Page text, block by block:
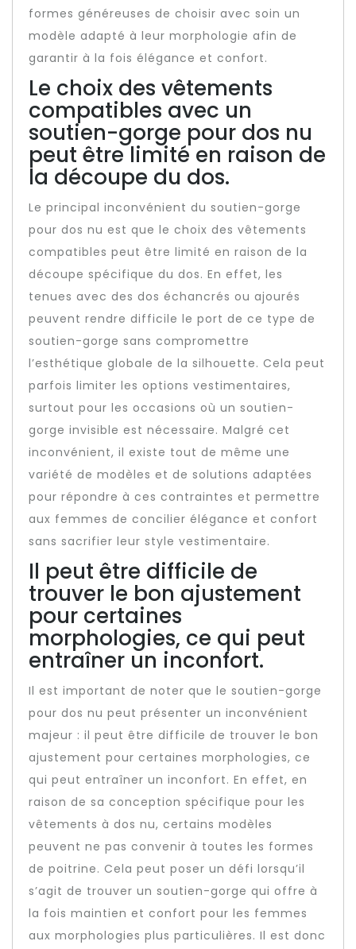
formes généreuses de choisir avec soin un
modèle adapté à leur morphologie afin de
garantir à la fois élégance et confort.
Le choix des vêtements
compatibles avec un
soutien-gorge pour dos nu
peut être limité en raison de
la découpe du dos.
Le principal inconvénient du soutien-gorge
pour dos nu est que le choix des vêtements
compatibles peut être limité en raison de la
découpe spécifique du dos. En effet, les
tenues avec des dos échancrés ou ajourés
peuvent rendre difficile le port de ce type de
soutien-gorge sans compromettre
l’esthétique globale de la silhouette. Cela peut
parfois limiter les options vestimentaires,
surtout pour les occasions où un soutien-
gorge invisible est nécessaire. Malgré cet
inconvénient, il existe tout de même une
variété de modèles et de solutions adaptées
pour répondre à ces contraintes et permettre
aux femmes de concilier élégance et confort
sans sacrifier leur style vestimentaire.
Il peut être difficile de
trouver le bon ajustement
pour certaines
morphologies, ce qui peut
entraîner un inconfort.
Il est important de noter que le soutien-gorge
pour dos nu peut présenter un inconvénient
majeur : il peut être difficile de trouver le bon
ajustement pour certaines morphologies, ce
qui peut entraîner un inconfort. En effet, en
raison de sa conception spécifique pour les
vêtements à dos nu, certains modèles
peuvent ne pas convenir à toutes les formes
de poitrine. Cela peut poser un défi lorsqu’il
s’agit de trouver un soutien-gorge qui offre à
la fois maintien et confort pour les femmes
aux morphologies plus particulières. Il est donc